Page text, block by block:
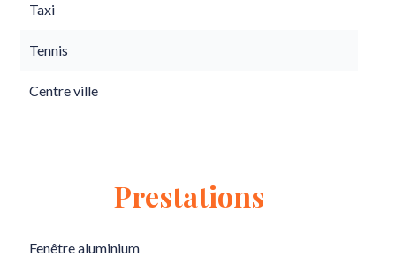
Taxi
Tennis
Centre ville
Prestations
Fenêtre aluminium